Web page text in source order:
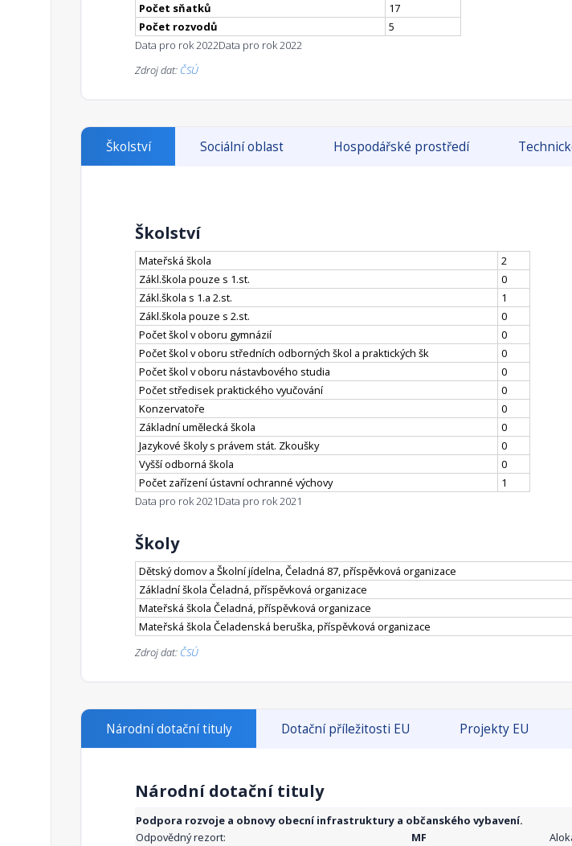
Počet sňatků
17
Počet rozvodů
5
Data pro rok 2022Data pro rok 2022
Zdroj dat: ČSÚ
Školství Sociální oblast Hospodářské prostředí
Školství
Mateřská škola
2
Zákl.škola pouze s 1.st.
0
Zákl.škola s 1.a 2.st.
1
Zákl.škola pouze s 2.st.
0
Počet škol v oboru gymnázií
0
Počet škol v oboru středních odborných škol a praktických šk
0
Počet škol v oboru nástavbového studia
0
Počet středisek praktického vyučování
0
Konzervatoře
0
Základní umělecká škola
0
Jazykové školy s právem stát. Zkoušky
0
Vyšší odborná škola
0
Počet zařízení ústavní ochranné výchovy
1
Data pro rok 2021Data pro rok 2021
Školy
Dětský domov a Školní jídelna, Čeladná 87, příspěvková organizace
Základní škola Čeladná, příspěvková organizace
Mateřská škola Čeladná, příspěvková organizace
Mateřská škola Čeladenská beruška, příspěvková organizace
Zdroj dat: ČSÚ
Národní dotační tituly Dotační příležitosti EU Projekty EU
Národní dotační tituly
Podpora rozvoje a obnovy obecní infrastruktury a občanského vybavení.
Odpovědný rezort:
MF